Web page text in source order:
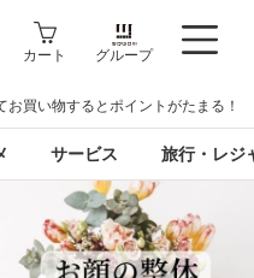
カート グループ
お買い物するとポイントがたまる！
サービス 旅行・レジ